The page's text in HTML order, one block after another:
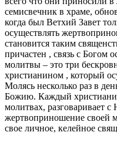
семисвечник в храме,
когда был Ветхий Завет
осуществлять
становится таким
причастен , связь с Богом
молитвы – это три
христианином , который
Молясь несколько раз в
Божию. Каждый
молитвах, разговаривает
жертвоприношение своей
свое личное, келейное